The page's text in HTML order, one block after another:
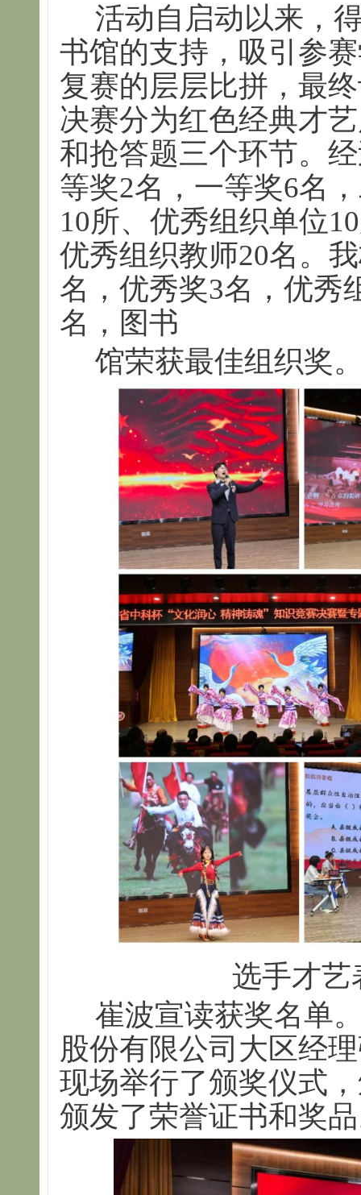
活动自启动以来，
书馆的支持，吸引参
复赛的层层比拼，最
决赛分为红色经典才
和抢答题三个环节。
等奖2名，一等奖6名
10所、优秀组织单位
优秀组织教师20名。
名，优秀奖3名，优秀
名，图书
馆荣获最佳组织奖
选手才艺
崔波宣读获奖名单
股份有限公司大区经
现场举行了颁奖仪式
颁发了荣誉证书和奖